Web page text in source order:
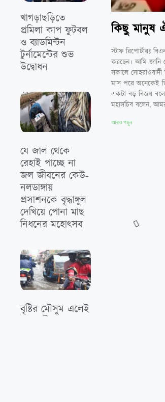
খাগড়াছড়িতে
প্রমিলা কাপ ফুটবল
ও ব্যাডমিন্টন
টুর্নামেন্টের শুভ
উদ্বোধন
যে জাল থেকে
রেহাই পাচ্ছে না
জল জীবনের কেউ-
নলডাঙ্গায়
প্রসাশনকে বৃদ্ধাঙ্গুল
দেখিয়ে পোনা মাছ
নিধনের মহোৎসব
বৃষ্টির মৌসুম এলেই
রাজধানী ঢাকা যেন
কিছু মানুষ
স্টাফ রিপোর্টারঃ
করছেন। আমি জানি
সকালে
মাস পরে অনেকেই
একটা বড় বিজয় বলে
মহাসচিব বলেন,
আরও পড়ুন